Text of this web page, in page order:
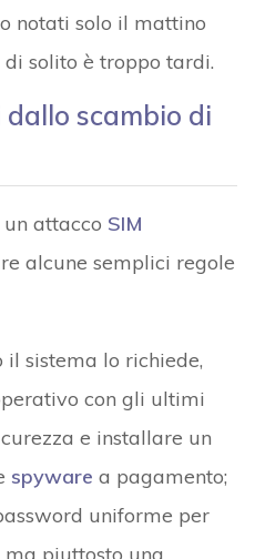
notati solo il mattino
solito è troppo tardi.
scambio di
attacco SIM
alcune semplici regole
sistema lo richiede,
con gli ultimi
e installare un
spyware a pagamento;
uniforme per
piuttosto una